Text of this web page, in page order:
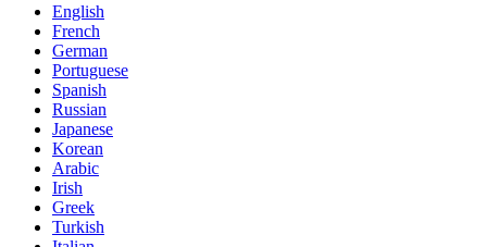
English
French
German
Portuguese
Spanish
Russian
Japanese
Korean
Arabic
Irish
Greek
Turkish